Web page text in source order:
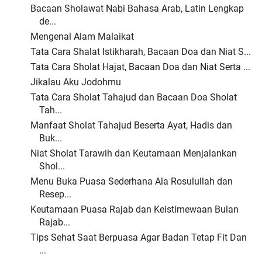
Bacaan Sholawat Nabi Bahasa Arab, Latin Lengkap
de...
Mengenal Alam Malaikat
Tata Cara Shalat Istikharah, Bacaan Doa dan Niat S...
Tata Cara Sholat Hajat, Bacaan Doa dan Niat Serta ...
Jikalau Aku Jodohmu
Tata Cara Sholat Tahajud dan Bacaan Doa Sholat
Tah...
Manfaat Sholat Tahajud Beserta Ayat, Hadis dan
Buk...
Niat Sholat Tarawih dan Keutamaan Menjalankan
Shol...
Menu Buka Puasa Sederhana Ala Rosulullah dan
Resep...
Keutamaan Puasa Rajab dan Keistimewaan Bulan
Rajab...
Tips Sehat Saat Berpuasa Agar Badan Tetap Fit Dan
...